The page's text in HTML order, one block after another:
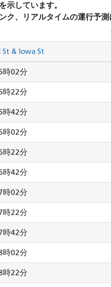
示しています。
ク、リアルタイムの運行予
St & Iowa St
時02分
時22分
時42分
時02分
時22分
時42分
時02分
時22分
時42分
時02分
時22分